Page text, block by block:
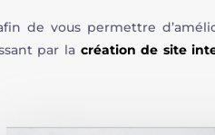
de vous permettre
par la création de site